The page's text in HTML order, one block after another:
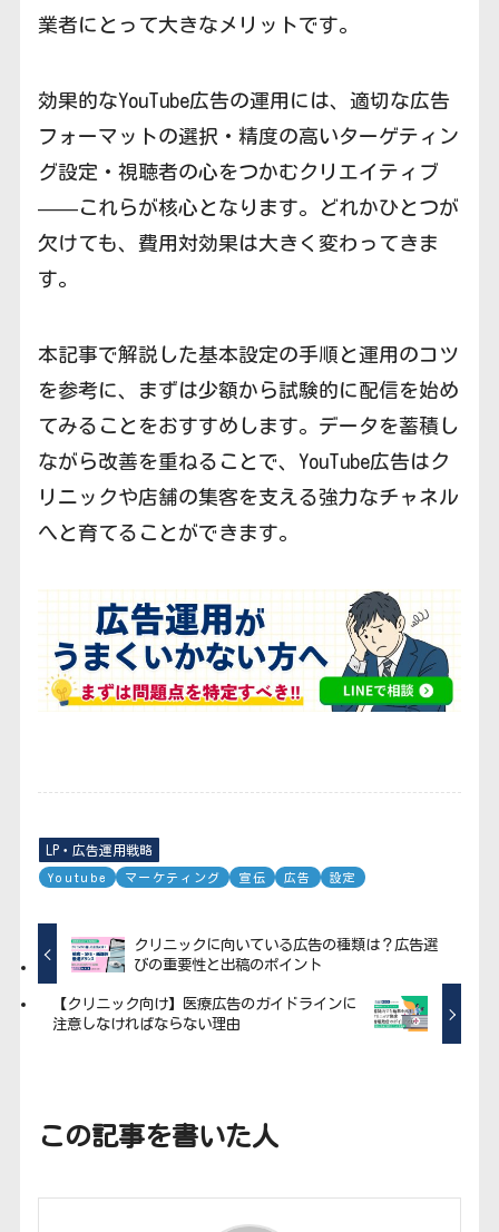
業者にとって大きなメリットです。
効果的なYouTube広告の運用には、適切な広告
フォーマットの選択・精度の高いターゲティン
グ設定・視聴者の心をつかむクリエイティブ
——これらが核心となります。どれかひとつが
欠けても、費用対効果は大きく変わってきま
す。
本記事で解説した基本設定の手順と運用のコツ
を参考に、まずは少額から試験的に配信を始め
てみることをおすすめします。データを蓄積し
ながら改善を重ねることで、YouTube広告はク
リニックや店舗の集客を支える強力なチャネル
へと育てることができます。
LP・広告運用戦略
Youtube マーケティング 宣伝 広告 設定
クリニックに向いている広告の種類は？広告選
びの重要性と出稿のポイント
【クリニック向け】医療広告のガイドラインに
注意しなければならない理由
この記事を書いた人